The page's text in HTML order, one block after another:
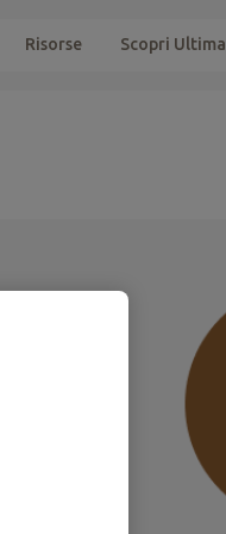
Risorse Scopri Ultima